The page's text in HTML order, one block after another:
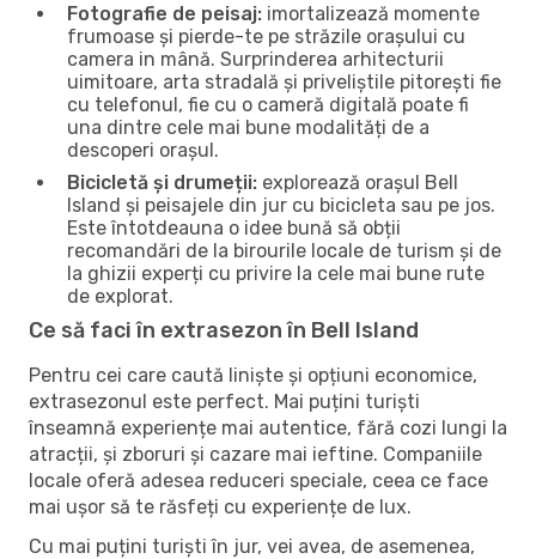
Fotografie de peisaj: imortalizează momente
frumoase și pierde-te pe străzile orașului cu
camera in mână. Surprinderea arhitecturii
uimitoare, arta stradală și priveliștile pitorești fie
cu telefonul, fie cu o cameră digitală poate fi
una dintre cele mai bune modalități de a
descoperi orașul.
Bicicletă și drumeții: explorează orașul Bell
Island și peisajele din jur cu bicicleta sau pe jos.
Este întotdeauna o idee bună să obții
recomandări de la birourile locale de turism și de
la ghizii experți cu privire la cele mai bune rute
de explorat.
Ce să faci în extrasezon în Bell Island
Pentru cei care caută liniște și opțiuni economice,
extrasezonul este perfect. Mai puțini turiști
înseamnă experiențe mai autentice, fără cozi lungi la
atracții, și zboruri și cazare mai ieftine. Companiile
locale oferă adesea reduceri speciale, ceea ce face
mai ușor să te răsfeți cu experiențe de lux.
Cu mai puțini turiști în jur, vei avea, de asemenea,